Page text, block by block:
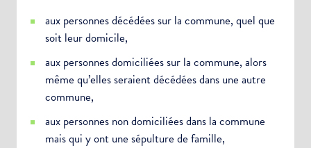
aux personnes décédées sur la commune, quel que
soit leur domicile,
aux personnes domiciliées sur la commune, alors
même qu’elles seraient décédées dans une autre
commune,
aux personnes non domiciliées dans la commune
mais qui y ont une sépulture de famille,